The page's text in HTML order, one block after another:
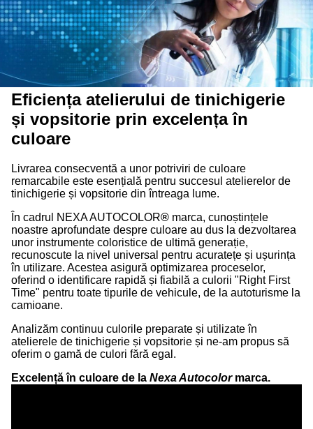
Eficiența atelierului de tinichigerie
și vopsitorie prin excelența în
culoare
Livrarea consecventă a unor potriviri de culoare
remarcabile este esențială pentru succesul atelierelor de
tinichigerie și vopsitorie din întreaga lume.
În cadrul NEXA AUTOCOLOR® marca, cunoștințele
noastre aprofundate despre culoare au dus la dezvoltarea
unor instrumente coloristice de ultimă generație,
recunoscute la nivel universal pentru acuratețe și ușurința
în utilizare. Acestea asigură optimizarea proceselor,
oferind o identificare rapidă și fiabilă a culorii "Right First
Time" pentru toate tipurile de vehicule, de la autoturisme la
camioane.
Analizăm continuu culorile preparate și utilizate în
atelierele de tinichigerie și vopsitorie și ne-am propus să
oferim o gamă de culori fără egal.
Excelență în culoare de la Nexa Autocolormarca.